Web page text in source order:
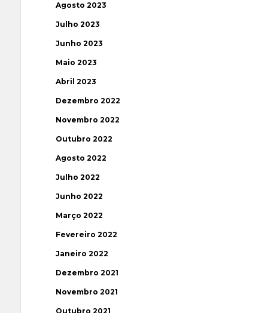
Agosto 2023
Julho 2023
Junho 2023
Maio 2023
Abril 2023
Dezembro 2022
Novembro 2022
Outubro 2022
Agosto 2022
Julho 2022
Junho 2022
Março 2022
Fevereiro 2022
Janeiro 2022
Dezembro 2021
Novembro 2021
Outubro 2021